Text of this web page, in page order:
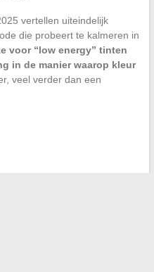
vertellen uiteindelijk
die probeert te kalmeren in
voor “low energy” tinten
in de manier waarop kleur
veel verder dan een